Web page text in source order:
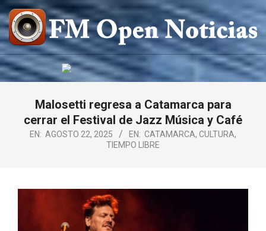
Saltar
al
contenido
FM
OPEN
NOTICIAS
Malosetti regresa a Catamarca para
cerrar el Festival de Jazz Música y Café
EN: AGOSTO 22, 2025 EN: CATAMARCA, CULTURA,
TIEMPO LIBRE